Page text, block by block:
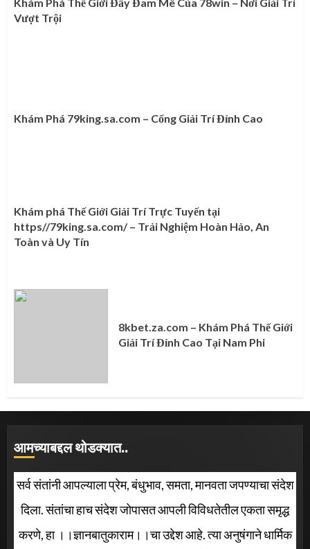
Vượt Trội
Khám Phá 79king.sa.com – Cổng Giải Trí Đỉnh Cao
Khám phá Thế Giới Giải Trí Trực Tuyến tại
https//79king.sa.com/ – Trải Nghiệm Hoàn Hảo, An
Toàn và Uy Tín
8kbet.za.com – Khám Phá Thế Giới
Giải Trí Đỉnh Cao Tại Nam Phi
आमच्याबद्दल थोडक्यात..
सर्व संतांनी आपल्याला प्रेम, बंधुभाव, समता, मानवता जपण्याचा संदेश
दिला. संतांचा हाच संदेश जोपासत आपली विविधतेतील एकता समृद्ध
करणे, हा ।।ज्ञानबातुकाराम।।चा उद्देश आहे. त्या अनुषंगाने धार्मिक